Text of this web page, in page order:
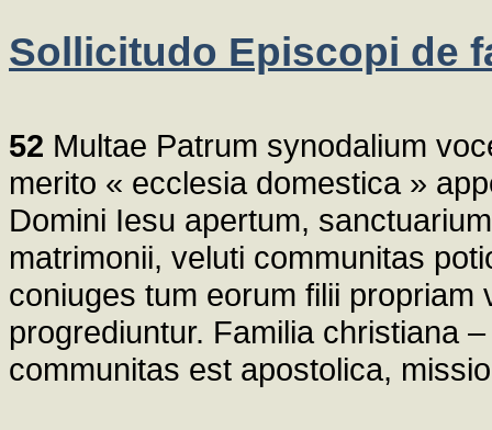
Sollicitudo Episcopi de
52 Multae Patrum synodalium
merito « ecclesia domestica »
Domini Iesu apertum,
matrimonii, veluti communitas
coniuges tum eorum filii
progrediuntur. Familia christiana
communitas est apostolica,